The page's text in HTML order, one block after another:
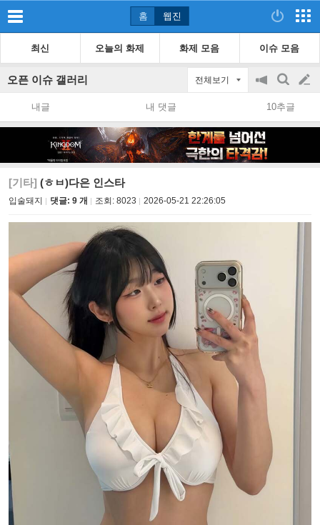
홈 웹진
최신 오늘의 화제 화제 모음 이슈 모음
오픈 이슈 갤러리 전체보기
공
지
on/off
검
색
글
쓰
내글 내 댓글 10추글
[기타] (ㅎㅂ)다은 인스타
입술돼지 댓글: 9 개 조회: 8023 2026-05-21 22:26:05